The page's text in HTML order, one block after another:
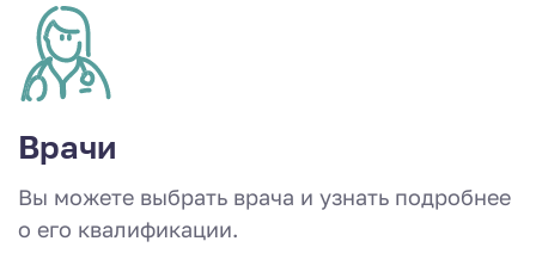
Врачи
Вы можете выбрать врача и узнать подробнее
о его квалификации.